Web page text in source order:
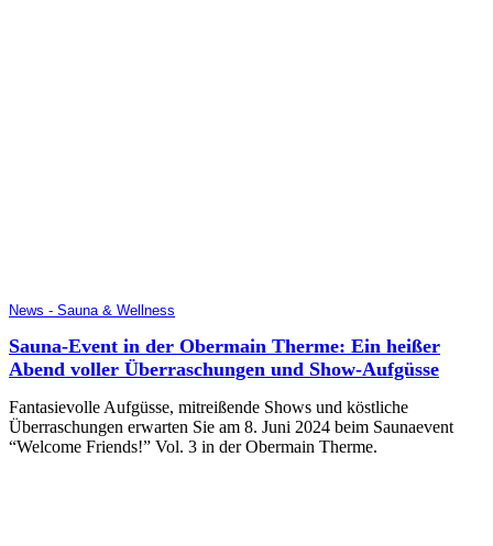
News - Sauna & Wellness
Sauna-Event in der Obermain Therme: Ein heißer
Abend voller Überraschungen und Show-Aufgüsse
Fantasievolle Aufgüsse, mitreißende Shows und köstliche
Überraschungen erwarten Sie am 8. Juni 2024 beim Saunaevent
“Welcome Friends!” Vol. 3 in der Obermain Therme.